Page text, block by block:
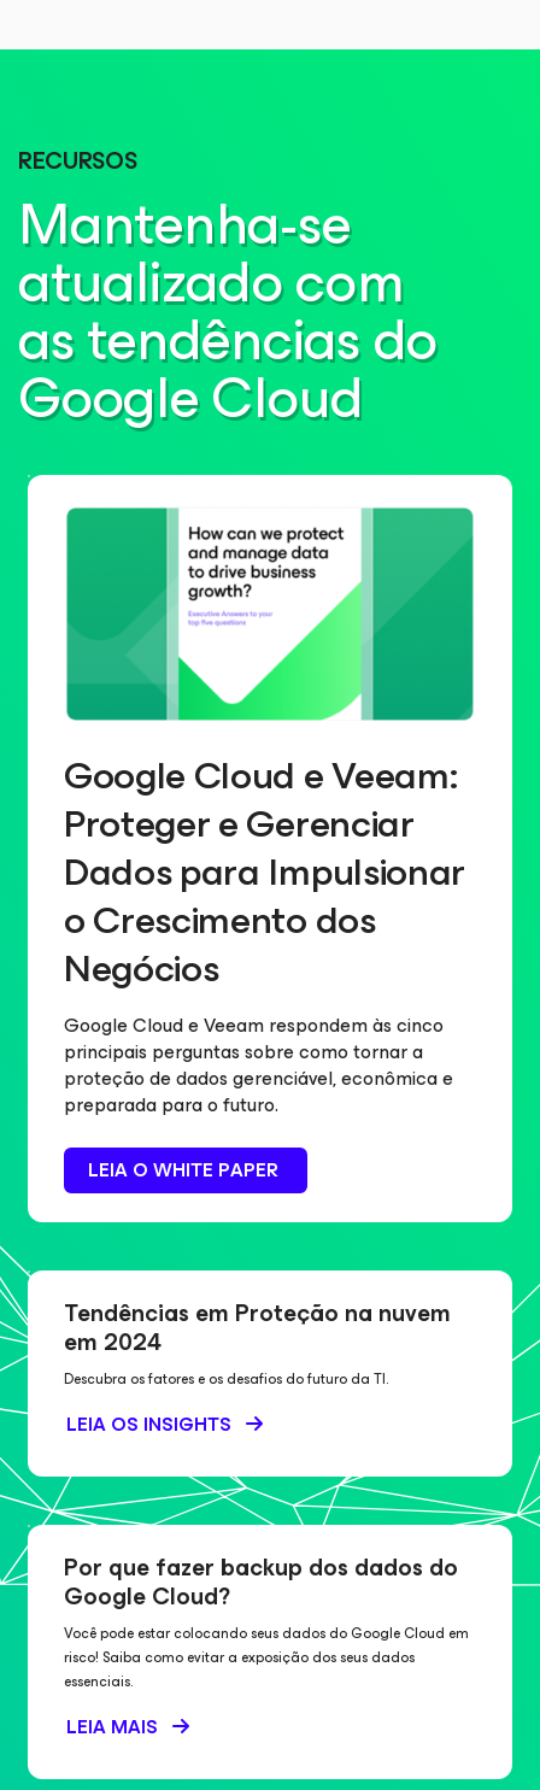
RECURSOS
Mantenha-se
atualizado com
as tendências do
Google Cloud
Google Cloud e Veeam:
Proteger e Gerenciar
Dados para Impulsionar
o Crescimento dos
Negócios
Google Cloud e Veeam respondem às cinco
principais perguntas sobre como tornar a
proteção de dados gerenciável, econômica e
preparada para o futuro.
LEIA O WHITE PAPER
Tendências em Proteção na nuvem
em 2024
Descubra os fatores e os desafios do futuro da TI.
LEIA OS INSIGHTS
Por que fazer backup dos dados do
Google Cloud?
Você pode estar colocando seus dados do Google Cloud em
risco! Saiba como evitar a exposição dos seus dados
essenciais.
LEIA MAIS